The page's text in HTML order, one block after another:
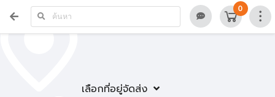
เลือกที่อยู่จัดส่ง
0